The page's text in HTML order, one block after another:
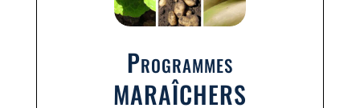
Programmes
MARAÎCHERS